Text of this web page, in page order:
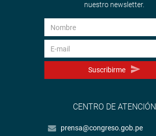
nuestro newsletter.
Suscribirme
CENTRO DE ATENCIÓN
prensa@congreso.gob.pe